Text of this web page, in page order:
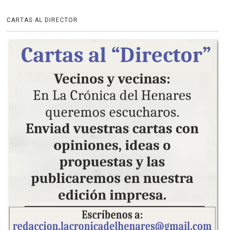
CARTAS AL DIRECTOR